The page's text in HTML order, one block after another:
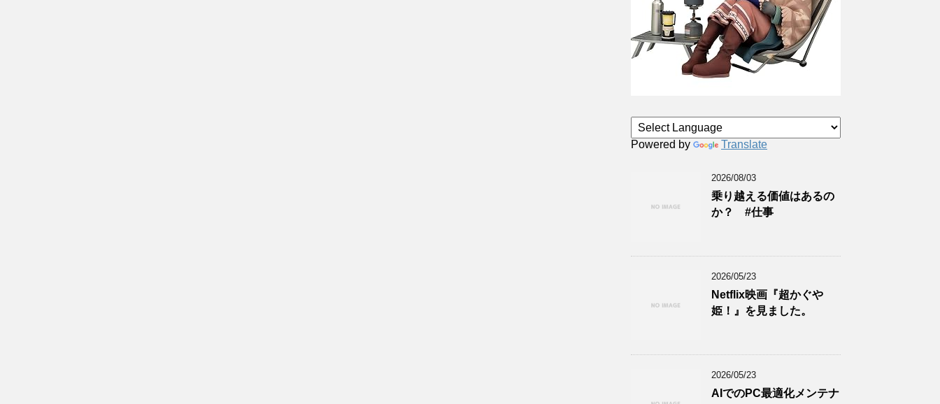
Powered by Translate
2026/08/03
乗り越える価値はあるの
か？ #仕事
2026/05/23
Netflix映画『超かぐや
姫！』を見ました。
2026/05/23
AIでのPC最適化メンテナ